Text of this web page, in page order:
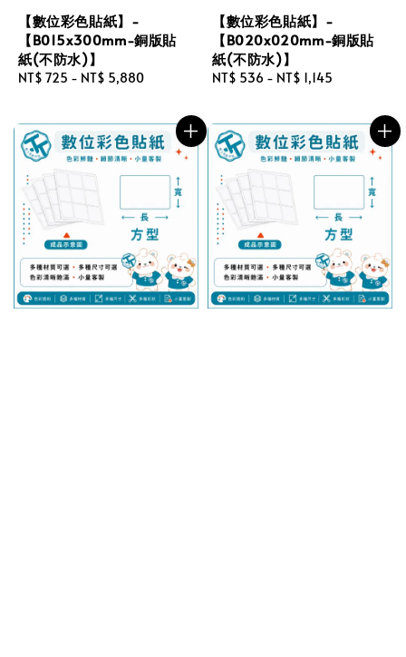
【數位彩色貼紙】-
【B015x300mm-銅版貼
紙(不防水)】
Regular
NT$ 725 - NT$ 5,880
【數位彩色貼紙】-
【B020x020mm-銅版貼
紙(不防水)】
Regular
NT$ 536 - NT$ 1,145